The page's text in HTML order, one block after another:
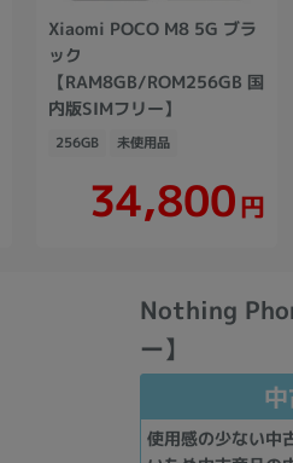
Xiaomi POCO M8 5G ブラ
ック
【RAM8GB/ROM256GB 国
内版SIMフリー】
256GB 未使用品
34,800円
Nothing
ー】
使用感の少ない中